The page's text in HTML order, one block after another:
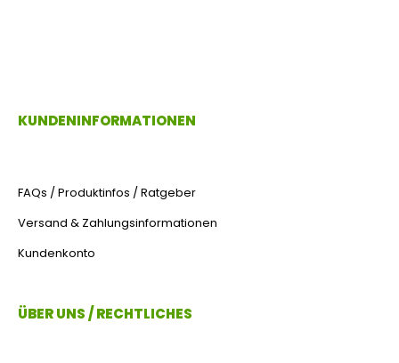
KUNDENINFORMATIONEN
FAQs / Produktinfos / Ratgeber
Versand & Zahlungsinformationen
Kundenkonto
ÜBER UNS / RECHTLICHES